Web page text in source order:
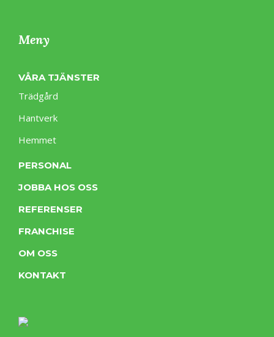
Meny
VÅRA TJÄNSTER
Trädgård
Hantverk
Hemmet
PERSONAL
JOBBA HOS OSS
REFERENSER
FRANCHISE
OM OSS
KONTAKT